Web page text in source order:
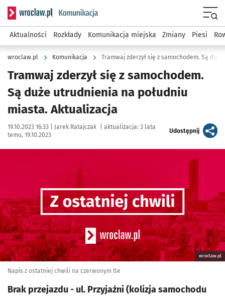
Serwis informacyjny wroclaw.pl podserwis: Komunikacja
Aktualności Rozkłady Komunikacja miejska Zmiany Piesi
wroclaw.pl Komunikacja
Tramwaj zderzył się z samochodem.
Są duże utrudnienia na południu
miasta. Aktualizacja
Data publikacji:
19.10.2023 16:33 | Autor:
Jarek Ratajczak aktualizacja: 3 lata
temu, 19.10.2023
Udostępnijartykuł
wroclaw.pl
Napis z ostatniej chwili na czerwonym tle
Brak przejazdu - ul. Przyjaźni (kolizja samochodu